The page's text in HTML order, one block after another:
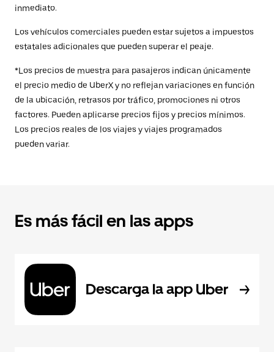
inmediato.
Los vehículos comerciales pueden estar sujetos a impuestos
estatales adicionales que pueden superar el peaje.
*Los precios de muestra para pasajeros indican únicamente
el precio medio de UberX y no reflejan variaciones en función
de la ubicación, retrasos por tráfico, promociones ni otros
factores. Pueden aplicarse precios fijos y precios mínimos.
Los precios reales de los viajes y viajes programados
pueden variar.
Es más fácil en las apps
Descarga la app Uber